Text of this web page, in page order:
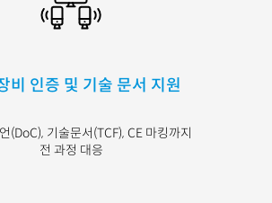
비 인증 및 기술 문서 지원
(DoC), 기술문서(TCF), CE 마킹까지
전 과정 대응